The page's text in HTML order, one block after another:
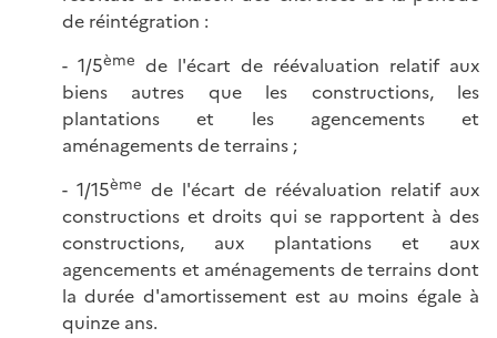
de réintégration :
- 1/5ème de l'écart de réévaluation relatif aux
biens autres que les constructions, les
plantations et les agencements et
aménagements de terrains ;
- 1/15ème de l'écart de réévaluation relatif aux
constructions et droits qui se rapportent à des
constructions, aux plantations et aux
agencements et aménagements de terrains dont
la durée d'amortissement est au moins égale à
quinze ans.